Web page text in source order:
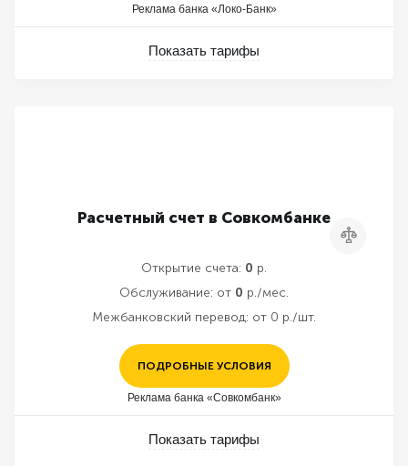
Реклама банка «Локо-Банк»
Показать тарифы
Расчетный счет в Совкомбанке
Сравнить
Открытие счета: 0 р.
Обслуживание: от 0 р./мес.
Межбанковский перевод: от 0 р./шт.
ПОДРОБНЫЕ УСЛОВИЯ
Реклама банка «Совкомбанк»
Показать тарифы